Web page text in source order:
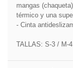
mangas
térmico y una
- Cinta
TALLAS: S-3 / M-